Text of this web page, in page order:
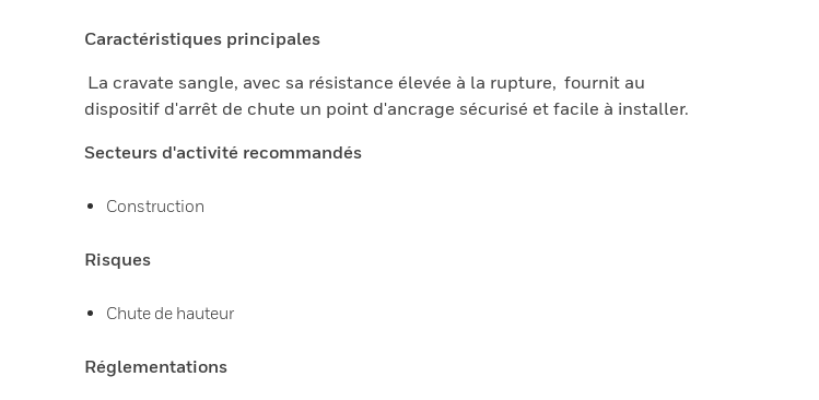
Caractéristiques principales
La cravate sangle, avec sa résistance élevée à la rupture, fournit au
dispositif d'arrêt de chute un point d'ancrage sécurisé et facile à installer.
Secteurs d'activité recommandés
Construction
Risques
Chute de hauteur
Réglementations